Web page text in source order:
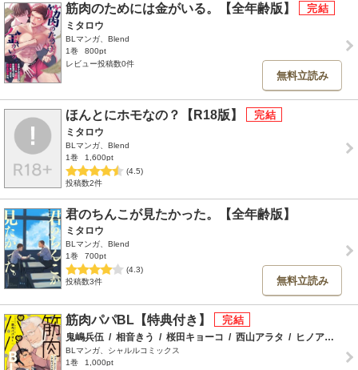
筋肉のためには金がいる。【全年齢版】
ミタロウ
BLマンガ、Blend
1巻
800pt
レビュー投稿数0件
無料立読み
ほんとにホモなの？【R18版】
ミタロウ
BLマンガ、Blend
1巻
1,600pt
(4.5)
投稿数2件
君のちんこが見たかった。【全年齢版】
ミタロウ
BLマンガ、Blend
1巻
700pt
(4.3)
投稿数3件
無料立読み
筋肉パパBL【特典付き】
鬼嶋兵伍 / 相音きう / 桜田キョーコ / 西山アラタ / ヒノアキミツ
BLマンガ、シャルルコミックス
1巻
1,000pt